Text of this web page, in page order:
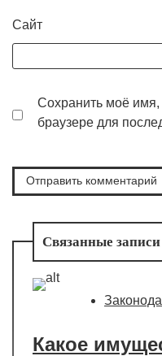
Сайт
Сохранить моё имя,
браузере для
Связанные записи
Какое